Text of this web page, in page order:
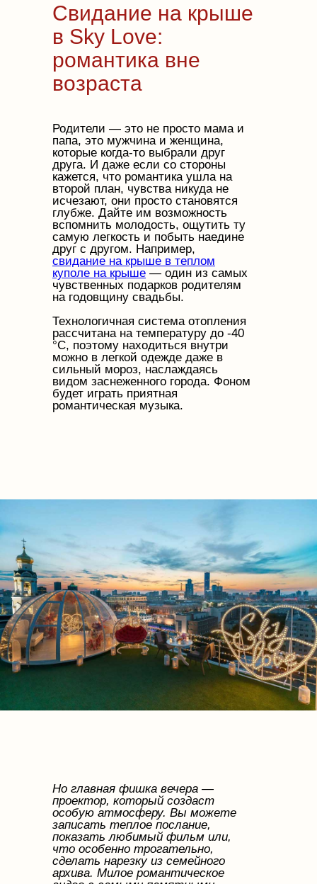
Свидание на крыше
в Sky Love:
романтика вне
возраста
Родители — это не просто мама и
папа, это мужчина и женщина,
которые когда-то выбрали друг
друга. И даже если со стороны
кажется, что романтика ушла на
второй план, чувства никуда не
исчезают, они просто становятся
глубже. Дайте им возможность
вспомнить молодость, ощутить ту
самую легкость и побыть наедине
друг с другом. Например,
свидание на крыше в теплом
куполе на крыше — один из самых
чувственных подарков родителям
на годовщину свадьбы.
Технологичная система отопления
рассчитана на температуру до -40
°C, поэтому находиться внутри
можно в легкой одежде даже в
сильный мороз, наслаждаясь
видом заснеженного города. Фоном
будет играть приятная
романтическая музыка.
Но главная фишка вечера —
проектор, который создаст
особую атмосферу. Вы можете
записать теплое послание,
показать любимый фильм или,
что особенно трогательно,
сделать нарезку из семейного
архива. Милое романтическое